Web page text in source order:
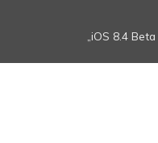
„iOS 8.4